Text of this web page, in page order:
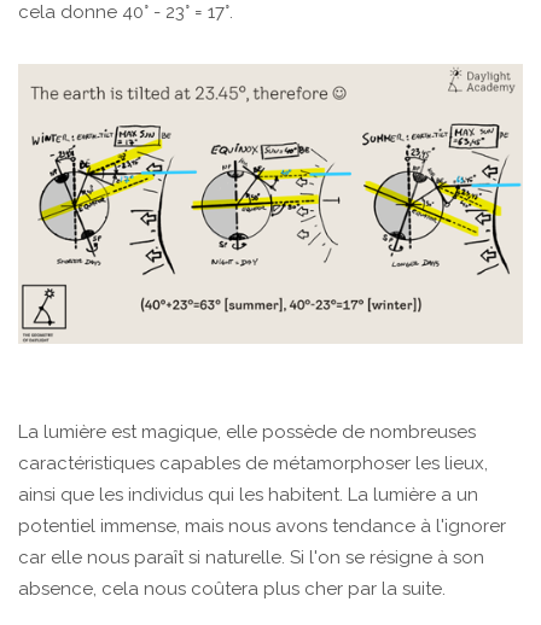
cela donne 40° - 23° = 17°.
La lumière est magique, elle possède de nombreuses
caractéristiques capables de métamorphoser les lieux,
ainsi que les individus qui les habitent. La lumière a un
potentiel immense, mais nous avons tendance à l'ignorer
car elle nous paraît si naturelle. Si l'on se résigne à son
absence, cela nous coûtera plus cher par la suite.